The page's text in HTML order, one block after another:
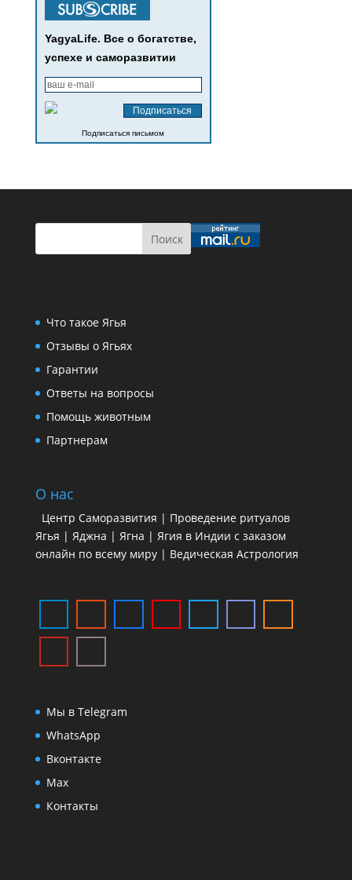
YagyaLife. Все о богатстве,
успехе и саморазвитии
Подписаться письмом
Что такое Ягья
Отзывы о Ягьях
Гарантии
Ответы на вопросы
Помощь животным
Партнерам
О нас
Центр Саморазвития | Проведение ритуалов
Ягья | Яджна | Ягна | Ягия в Индии с заказом
онлайн по всему миру | Ведическая Астрология
Мы в Telegram
WhatsApp
Вконтакте
Max
Контакты